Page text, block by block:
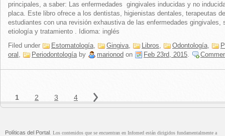
principales, a saber: Las enfermedades gingivales inducidas y no
placa. Este libro ofrece a los dentistas, higienistas dentales, terapeutas
estudiantes con una revisión exhaustiva de las enfermedades gingivales,
etiología y tratamiento . Idioma: inglés
Filed under
Estomatología, Gingiva, Libros, Odontología,
oral , Periodontologíaby marionod on Feb 23rd, 2015.
Políticas del Portal . Los contenidos que se encuentran en Infomed están dirigidos fundamentalmente a